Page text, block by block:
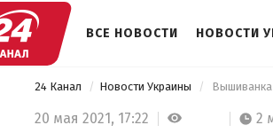
ВСЕ НОВОСТИ НОВОСТИ
24 Канал Новости Украины
20 мая 2021, 17:22 2